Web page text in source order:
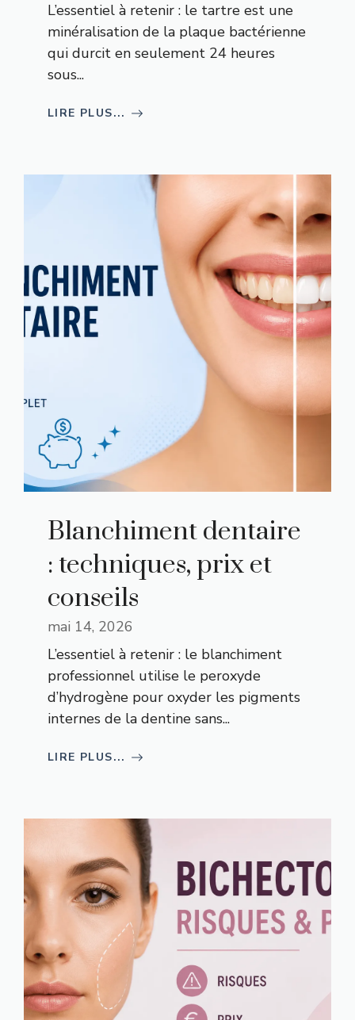
L’essentiel à retenir : le tartre est une
minéralisation de la plaque bactérienne
qui durcit en seulement 24 heures
sous...
LIRE PLUS...
Blanchiment dentaire
: techniques, prix et
conseils
mai 14, 2026
L’essentiel à retenir : le blanchiment
professionnel utilise le peroxyde
d’hydrogène pour oxyder les pigments
internes de la dentine sans...
LIRE PLUS...